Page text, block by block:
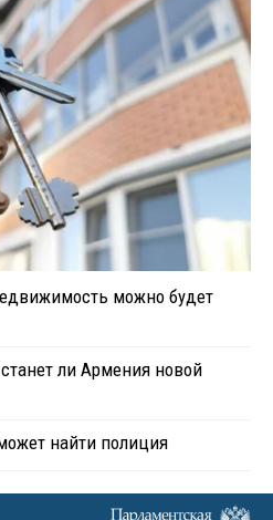
можно будет
ли Армения новой
найти полиция